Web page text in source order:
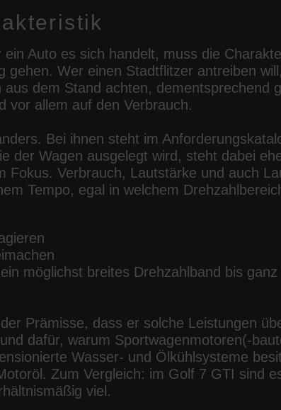
Auto es sich handelt, muss die
gehen. Wer einen Stadtflitzer antreiben
aus dem Stand achten, dementsprechend
vor allem auf den Verbrauch.
Bei ihnen steht im
der Wagen ausgelegt wird, steht dabei
Fokus. Verbrauch, Lautstärke und auch
Tempo, egal in welchem
möglichst breites Drehzahlband bis
Prämisse, dass er solche Leistungen
dafür, warum Sportwagenmotoren(-
Wasser- und Ölkühlsysteme
Zum Vergleich: im Golf 7 GTI sind
viel.